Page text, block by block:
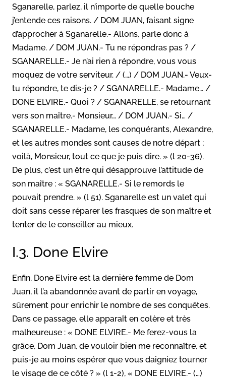
Sganarelle, parlez, il n’importe de quelle bouche
j’entende ces raisons. / DOM JUAN, faisant signe
d’approcher à Sganarelle.- Allons, parle donc à
Madame. / DOM JUAN.- Tu ne répondras pas ? /
SGANARELLE.- Je n’ai rien à répondre, vous vous
moquez de votre serviteur. / (…) / DOM JUAN.- Veux-
tu répondre, te dis-je ? / SGANARELLE.- Madame… /
DONE ELVIRE.- Quoi ? / SGANARELLE, se retournant
vers son maître.- Monsieur… / DOM JUAN.- Si… /
SGANARELLE.- Madame, les conquérants, Alexandre,
et les autres mondes sont causes de notre départ ;
voilà, Monsieur, tout ce que je puis dire. » (l 20-36).
De plus, c’est un être qui désapprouve l’attitude de
son maître : « SGANARELLE.- Si le remords le
pouvait prendre. » (l 51). Sganarelle est un valet qui
doit sans cesse réparer les frasques de son maître et
tenter de le conseiller au mieux.
I.3. Done Elvire
Enfin, Done Elvire est la dernière femme de Dom
Juan, il l’a abandonnée avant de partir en voyage,
sûrement pour enrichir le nombre de ses conquêtes.
Dans ce passage, elle apparaît en colère et très
malheureuse : « DONE ELVIRE.- Me ferez-vous la
grâce, Dom Juan, de vouloir bien me reconnaître, et
puis-je au moins espérer que vous daigniez tourner
le visage de ce côté ? » (l 1-2), « DONE ELVIRE.- (…)